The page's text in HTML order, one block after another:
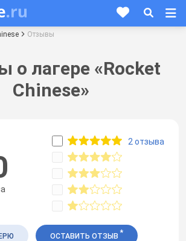
Отзывы
о лагере «Rocket
Chinese»
2 отзыва
ОСТАВИТЬ ОТЗЫВ *